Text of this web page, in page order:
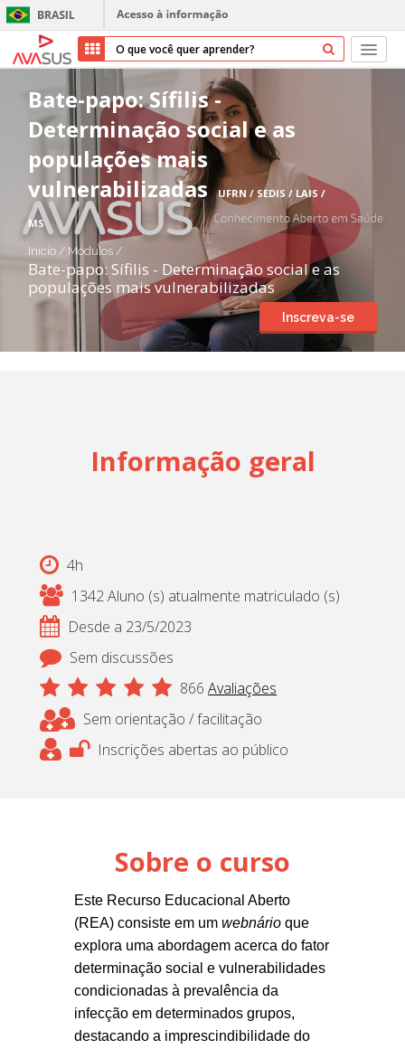
Início
Cursos
Parceiros
Sobre nós
Transparência
Repositório
Ajuda
pt_br
Bate-papo: Sífilis -
Determinação social e as
populações mais
vulnerabilizadas UFRN / SEDIS / LAIS /
MS
Início / Módulos/
Bate-papo: Sífilis - Determinação social e as
populações mais vulnerabilizadas
Inscreva-se
Informação geral
4h
1342 Aluno (s) atualmente matriculado (s)
Desde a 23/5/2023
Sem discussões
866 Avaliações
Sem orientação / facilitação
Inscrições abertas ao público
Sobre o curso
Este Recurso Educacional Aberto
(REA) consiste em umwebnário que
explora uma abordagem acerca do fator
determinação social e vulnerabilidades
condicionadas à prevalência da
infecção em determinados grupos,
destacando a imprescindibilidade do